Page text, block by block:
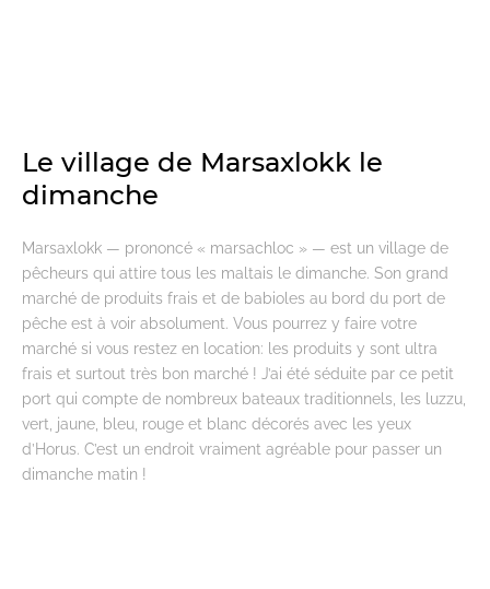
Le village de Marsaxlokk le
dimanche
Marsaxlokk — prononcé « marsachloc » — est un village de
pêcheurs qui attire tous les maltais le dimanche. Son grand
marché de produits frais et de babioles au bord du port de
pêche est à voir absolument. Vous pourrez y faire votre
marché si vous restez en location: les produits y sont ultra
frais et surtout très bon marché ! J’ai été séduite par ce petit
port qui compte de nombreux bateaux traditionnels, les luzzu,
vert, jaune, bleu, rouge et blanc décorés avec les yeux
d’Horus. C’est un endroit vraiment agréable pour passer un
dimanche matin !